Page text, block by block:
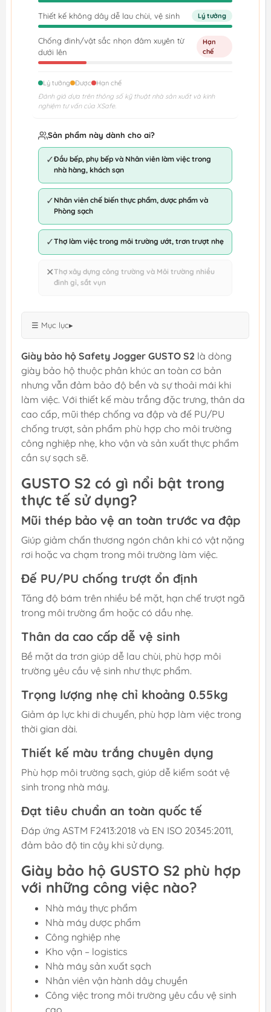
Thiết kế không dây dễ lau chùi, vệ sinh Lý tưởng
Chống đinh/vật sắc nhọn đâm xuyên từ
dưới lên
Hạn
chế
Lý tưởng Được
Hạn chế
Đánh giá dựa trên thông số kỹ thuật nhà sản xuất và kinh
nghiệm tư vấn của XSafe.
Sản phẩm này dành cho ai?
✓Đầu bếp, phụ bếp và Nhân viên làm việc trong
nhà hàng, khách sạn
✓ Nhân viên chế biến thực phẩm, dược phẩm và
Phòng sạch
✓Thợ làm việc trong môi trường ướt, trơn trượt nhẹ
✕Thợ xây dựng công trường và Môi trường nhiều
đinh gỉ, sắt vụn
☰ Mục lục▸
Giày bảo hộ Safety Jogger GUSTO S2 là dòng
giày bảo hộ thuộc phân khúc an toàn cơ bản
nhưng vẫn đảm bảo độ bền và sự thoải mái khi
làm việc. Với thiết kế màu trắng đặc trưng, thân da
cao cấp, mũi thép chống va đập và đế PU/PU
chống trượt, sản phẩm phù hợp cho môi trường
công nghiệp nhẹ, kho vận và sản xuất thực phẩm
cần sự sạch sẽ.
GUSTO S2 có gì nổi bật trong
thực tế sử dụng?
Mũi thép bảo vệ an toàn trước va đập
Giúp giảm chấn thương ngón chân khi có vật nặng
rơi hoặc va chạm trong môi trường làm việc.
Đế PU/PU chống trượt ổn định
Tăng độ bám trên nhiều bề mặt, hạn chế trượt ngã
trong môi trường ẩm hoặc có dầu nhẹ.
Thân da cao cấp dễ vệ sinh
Bề mặt da trơn giúp dễ lau chùi, phù hợp môi
trường yêu cầu vệ sinh như thực phẩm.
Trọng lượng nhẹ chỉ khoảng 0.55kg
Giảm áp lực khi di chuyển, phù hợp làm việc trong
thời gian dài.
Thiết kế màu trắng chuyên dụng
Phù hợp môi trường sạch, giúp dễ kiểm soát vệ
sinh trong nhà máy.
Đạt tiêu chuẩn an toàn quốc tế
Đáp ứng ASTM F2413:2018 và EN ISO 20345:2011,
đảm bảo độ tin cậy khi sử dụng.
Giày bảo hộ GUSTO S2 phù hợp
với những công việc nào?
Nhà máy thực phẩm
Nhà máy dược phẩm
Công nghiệp nhẹ
Kho vận – logistics
Nhà máy sản xuất sạch
Nhân viên vận hành dây chuyền
Công việc trong môi trường yêu cầu vệ sinh